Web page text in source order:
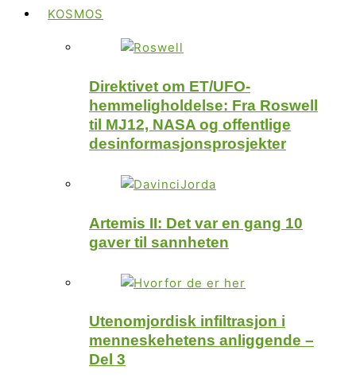
KOSMOS
Direktivet om ET/UFO-
hemmeligholdelse: Fra Roswell
til MJ12, NASA og offentlige
desinformasjonsprosjekter
Artemis II: Det var en gang 10
gaver til sannheten
Utenomjordisk infiltrasjon i
menneskehetens anliggende –
Del 3